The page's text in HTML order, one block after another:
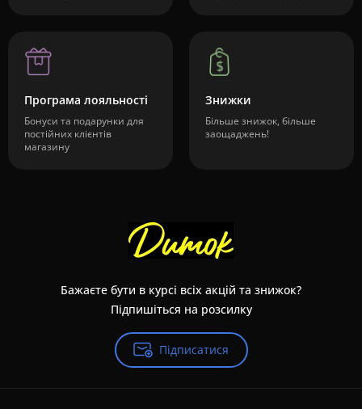
Програма лояльності
Бонуси та подарунки для
постійних клієнтів
магазину
Знижки
Більше знижок, більше
заощаджень!
Бажаєте бути в курсі всіх акцій та знижок?
Підпишіться на розсилку
Підписатися